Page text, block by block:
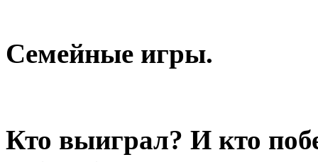
Семейные игры.
Кто выиграл? И кто